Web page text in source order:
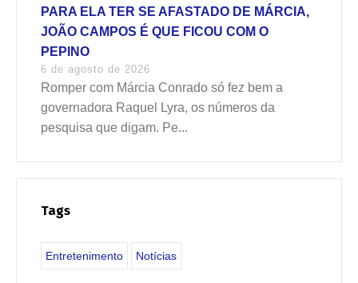
PARA ELA TER SE AFASTADO DE MÁRCIA,
JOÃO CAMPOS É QUE FICOU COM O
PEPINO
6 de agosto de 2026
Romper com Márcia Conrado só fez bem a
governadora Raquel Lyra, os números da
pesquisa que digam. Pe...
Tags
Entretenimento Notícias